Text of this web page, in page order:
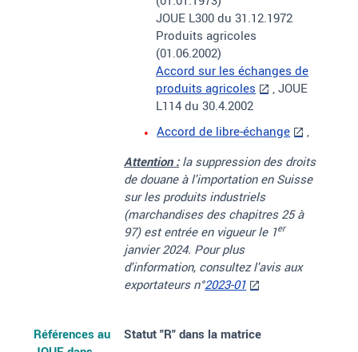
JOUE L300 du 31.12.1972
Produits agricoles
(01.06.2002)
Accord sur les échanges de
produits agricoles
, JOUE
L114 du 30.4.2002
Accord de libre-échange
,
Attention :la suppression des droits
de douane à l'importation en Suisse
sur les produits industriels
(marchandises des chapitres 25 à
97) est entrée en vigueur le 1er
janvier 2024. Pour plus
d'information, consultez l'avis aux
exportateurs n°2023-01
Références au
Statut "R" dans la matrice